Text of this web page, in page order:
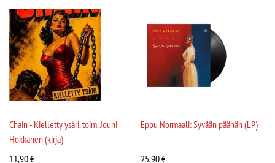
Chain - Kielletty ysäri, toim. Jouni
Hokkanen (kirja)
11,90€
Eppu Normaali: Syvään päähän (LP)
25,90€